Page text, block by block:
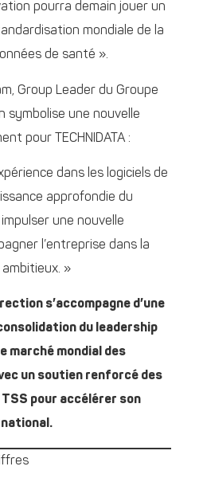
pourra demain jouer un
mondiale de la
de santé ».
Group Leader du Groupe
symbolise une nouvelle
pour TECHNIDATA :
dans les logiciels de
approfondie du
une nouvelle
l’entreprise dans la
»
s’accompagne d’une
du leadership
marché mondial des
un soutien renforcé des
pour accélérer son